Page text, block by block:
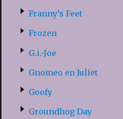
Franny’s Feet
Frozen
G.i.-Joe
Gnomeo en Juliet
Goofy
Groundhog Day